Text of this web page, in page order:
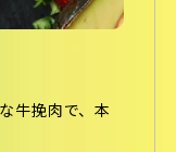
牛挽肉で、本